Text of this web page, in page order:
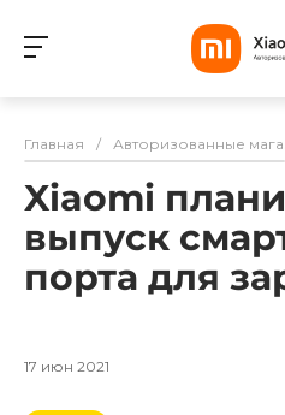
Разбейте
оплатуна
без переплат
График платежей
Главная / Авторизованные
Xiaomi
выпуск
порта для
17 июн 2021